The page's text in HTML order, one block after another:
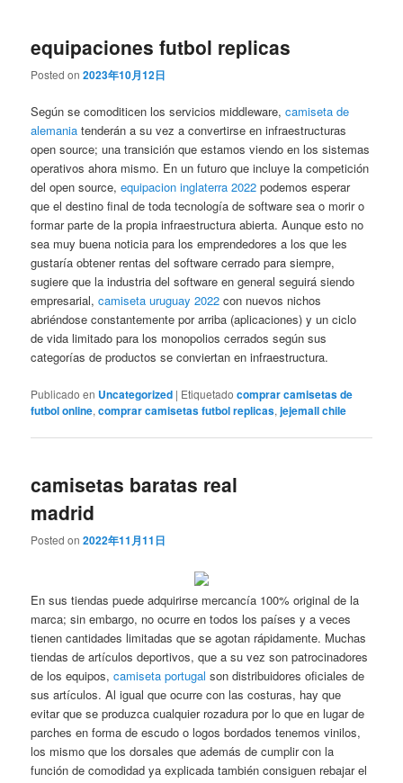
equipaciones futbol replicas
Posted on2023年10月12日
Según se comoditicen los servicios middleware,camiseta de
alemania tenderán a su vez a convertirse en infraestructuras
open source; una transición que estamos viendo en los sistemas
operativos ahora mismo. En un futuro que incluye la competición
del open source,equipacion inglaterra 2022 podemos esperar
que el destino final de toda tecnología de software sea o morir o
formar parte de la propia infraestructura abierta. Aunque esto no
sea muy buena noticia para los emprendedores a los que les
gustaría obtener rentas del software cerrado para siempre,
sugiere que la industria del software en general seguirá siendo
empresarial,camiseta uruguay 2022 con nuevos nichos
abriéndose constantemente por arriba (aplicaciones) y un ciclo
de vida limitado para los monopolios cerrados según sus
categorías de productos se conviertan en infraestructura.
Publicado en Uncategorized | Etiquetado comprar camisetas de
futbol online,comprar camisetas futbol replicas,jejemall chile
camisetas baratas real
madrid
Posted on2022年11月11日
En sus tiendas puede adquirirse mercancía 100% original de la
marca; sin embargo, no ocurre en todos los países y a veces
tienen cantidades limitadas que se agotan rápidamente. Muchas
tiendas de artículos deportivos, que a su vez son patrocinadores
de los equipos,camiseta portugal son distribuidores oficiales de
sus artículos. Al igual que ocurre con las costuras, hay que
evitar que se produzca cualquier rozadura por lo que en lugar de
parches en forma de escudo o logos bordados tenemos vinilos,
los mismo que los dorsales que además de cumplir con la
función de comodidad ya explicada también consiguen rebajar el